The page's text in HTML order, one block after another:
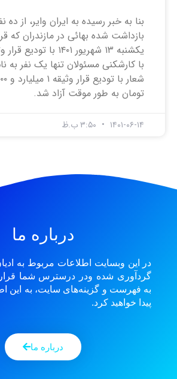
بنا به خبر رسیده به ایران وایر، از ده
بازداشت شده بهائی در مازندران که
یکشنبه ۱۳ شهریور ۱۴۰۱ با
با کارشکنی مسئولان تنها یک نفر به
تومان به طور موقت آزاد شد.
۱۴۰۱-۰۶-۱۴
درباره ما
در این وبسایت اطلاعات مربوط به
گردآوری شده ودر درسترس شما قرار
به فهرست و گزینه‌های سایت، به این
پیدا خواهید کرد.
درباره ما